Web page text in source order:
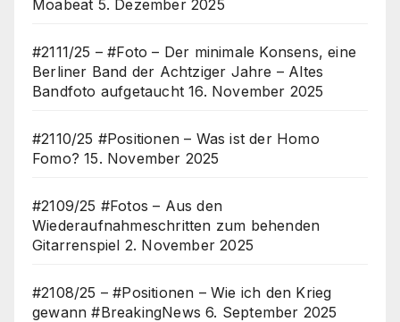
Moabeat 5. Dezember 2025
#2111/25 – #Foto – Der minimale Konsens, eine
Berliner Band der Achtziger Jahre – Altes
Bandfoto aufgetaucht 16. November 2025
#2110/25 #Positionen – Was ist der Homo
Fomo? 15. November 2025
#2109/25 #Fotos – Aus den
Wiederaufnahmeschritten zum behenden
Gitarrenspiel 2. November 2025
#2108/25 – #Positionen – Wie ich den Krieg
gewann #BreakingNews 6. September 2025